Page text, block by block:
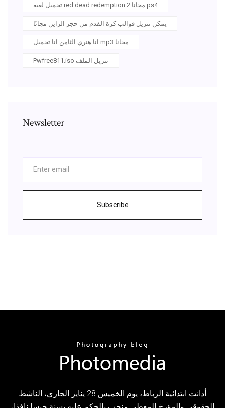
تحميل لعبة red dead redemption 2 مجانا ps4
يمكن تنزيل قوالب كرة القدم من حجر الراين مجانًا
انا هنري الثامن انا تحميل mp3 مجانا
Pwfree811.iso تنزيل الملف
Newsletter
Subscribe
أدانت ابتدائية الرباط، يوم الخميس 28 يناير الجاري، الناشط